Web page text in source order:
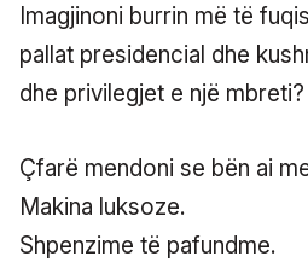
Imagjinoni burrin më të
pallat presidencial dhe
dhe privilegjet e një mbreti?
Çfarë mendoni se bën ai
Makina luksoze.
Shpenzime të pafundme.